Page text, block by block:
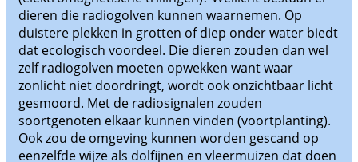
dieren die radiogolven kunnen waarnemen. Op
duistere plekken in grotten of diep onder water biedt
dat ecologisch voordeel. Die dieren zouden dan wel
zelf radiogolven moeten opwekken want waar
zonlicht niet doordringt, wordt ook onzichtbaar licht
gesmoord. Met de radiosignalen zouden
soortgenoten elkaar kunnen vinden (voortplanting).
Ook zou de omgeving kunnen worden gescand op
eenzelfde wijze als dolfijnen en vleermuizen dat doen